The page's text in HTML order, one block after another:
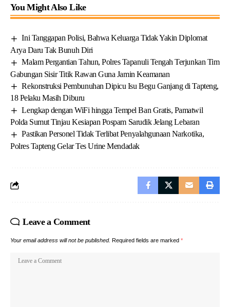
You Might Also Like
Ini Tanggapan Polisi, Bahwa Keluarga Tidak Yakin Diplomat
Arya Daru Tak Bunuh Diri
Malam Pergantian Tahun, Polres Tapanuli Tengah Terjunkan Tim
Gabungan Sisir Titik Rawan Guna Jamin Keamanan
Rekonstruksi Pembunuhan Dipicu Isu Begu Ganjang di Tapteng,
18 Pelaku Masih Diburu
Lengkap dengan WiFi hingga Tempel Ban Gratis, Pamatwil
Polda Sumut Tinjau Kesiapan Pospam Sarudik Jelang Lebaran
Pastikan Personel Tidak Terlibat Penyalahgunaan Narkotika,
Polres Tapteng Gelar Tes Urine Mendadak
Leave a Comment
Your email address will not be published. Required fields are marked *